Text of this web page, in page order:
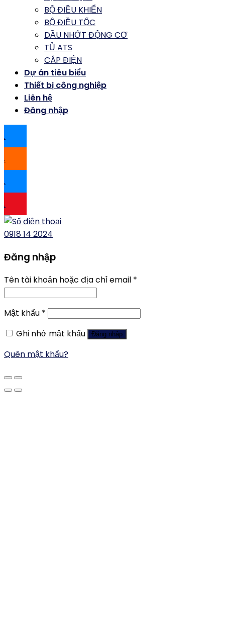
BỘ ĐIỀU KHIỂN
BỘ ĐIỀU TỐC
DẦU NHỚT ĐỘNG CƠ
TỦ ATS
CÁP ĐIỆN
Dự án tiêu biểu
Thiết bị công nghiệp
Liên hệ
Đăng nhập
.
.
.
.
0918 14 2024
Đăng nhập
Tên tài khoản hoặc địa chỉ email *
Mật khẩu *
Ghi nhớ mật khẩu
Đăng nhập
Quên mật khẩu?